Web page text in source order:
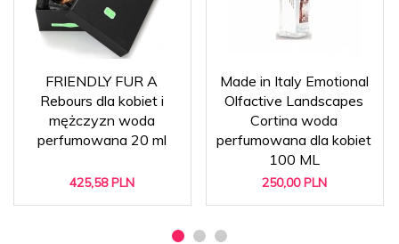
FRIENDLY FUR A
Rebours dla kobiet i
mężczyzn woda
perfumowana 20 ml
425,58 PLN
Made in Italy Emotional
Olfactive Landscapes
Cortina woda
perfumowana dla kobiet
100 ML
250,00 PLN